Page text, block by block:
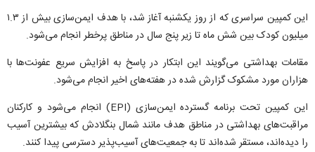
این کمپین سراسری که از روز یکشنبه آغاز شد، با هدف ایمن‌سازی بیش از ۱.۳
میلیون کودک بین شش ماه تا زیر پنج سال در مناطق پرخطر انجام می‌شود.
مقامات بهداشتی می‌گویند این ابتکار در پاسخ به افزایش سریع عفونت‌ها با
هزاران مورد مشکوک گزارش شده در هفته‌های اخیر انجام می‌شود.
این کمپین تحت برنامه گسترده ایمن‌سازی (EPI) انجام می‌شود و کارکنان
مراقبت‌های بهداشتی در مناطق هدف مانند شمال بنگلادش که بیشترین آسیب
را دیده‌اند، مستقر شده‌اند تا به جمعیت‌های آسیب‌پذیر دسترسی پیدا کنند.